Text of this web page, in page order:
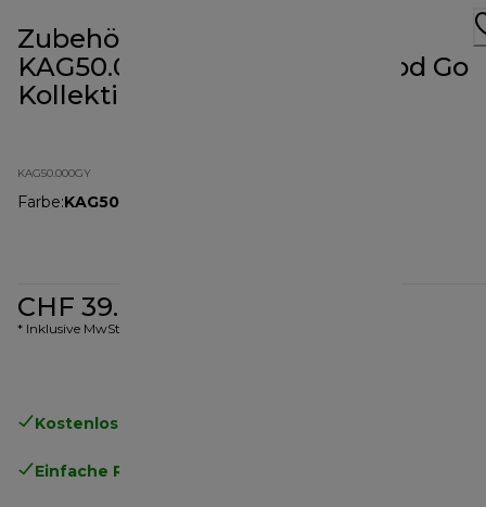
Zubehör Blend Xtract Sport
KAG50.000GY für die Kenwood Go
Kollektion
KAG50.000GY
Farbe:KAG50.000GY
CHF 39.90
* Inklusive MwSt.
Kostenloser Versand
Einfache Rückgabe